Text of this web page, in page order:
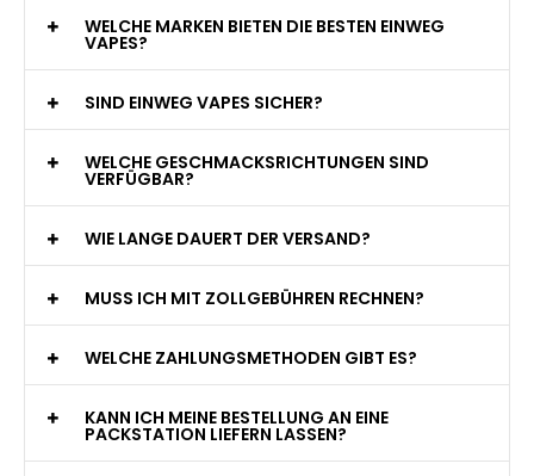
WELCHE MARKEN BIETEN DIE BESTEN EINWEG
VAPES?
SIND EINWEG VAPES SICHER?
WELCHE GESCHMACKSRICHTUNGEN SIND
VERFÜGBAR?
WIE LANGE DAUERT DER VERSAND?
MUSS ICH MIT ZOLLGEBÜHREN RECHNEN?
WELCHE ZAHLUNGSMETHODEN GIBT ES?
KANN ICH MEINE BESTELLUNG AN EINE
PACKSTATION LIEFERN LASSEN?